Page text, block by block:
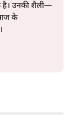
है। उनकी शैली—
आज के